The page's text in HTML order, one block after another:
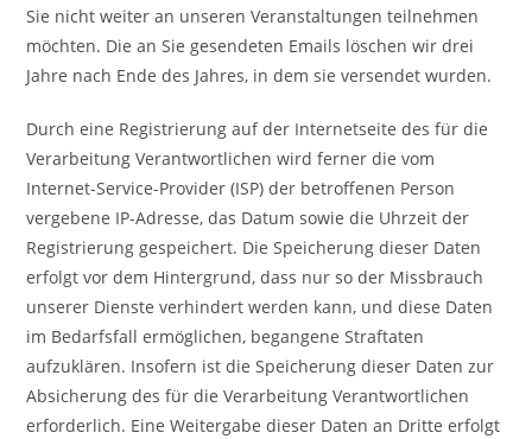
Sie nicht weiter an unseren Veranstaltungen teilnehmen
möchten. Die an Sie gesendeten Emails löschen wir drei
Jahre nach Ende des Jahres, in dem sie versendet wurden.
Durch eine Registrierung auf der Internetseite des für die
Verarbeitung Verantwortlichen wird ferner die vom
Internet-Service-Provider (ISP) der betroffenen Person
vergebene IP-Adresse, das Datum sowie die Uhrzeit der
Registrierung gespeichert. Die Speicherung dieser Daten
erfolgt vor dem Hintergrund, dass nur so der Missbrauch
unserer Dienste verhindert werden kann, und diese Daten
im Bedarfsfall ermöglichen, begangene Straftaten
aufzuklären. Insofern ist die Speicherung dieser Daten zur
Absicherung des für die Verarbeitung Verantwortlichen
erforderlich. Eine Weitergabe dieser Daten an Dritte erfolgt